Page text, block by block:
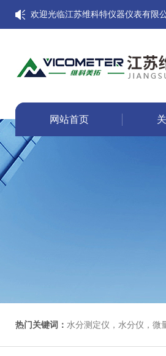
欢迎光临江苏维科特仪器仪表有限
网站首页
热门关键词： 水分测定仪，水分仪，微